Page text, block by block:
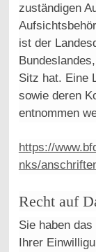
zuständigen
ist der
Sitz hat. Eine
sowie deren
entnommen
https://
nks/
Recht auf
Sie haben
Ihrer